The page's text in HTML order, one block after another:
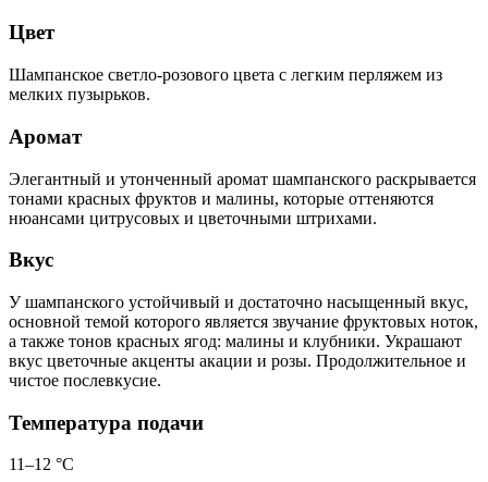
Цвет
Шампанское светло-розового цвета с легким перляжем из
мелких пузырьков.
Аромат
Элегантный и утонченный аромат шампанского раскрывается
тонами красных фруктов и малины, которые оттеняются
нюансами цитрусовых и цветочными штрихами.
Вкус
У шампанского устойчивый и достаточно насыщенный вкус,
основной темой которого является звучание фруктовых ноток,
а также тонов красных ягод: малины и клубники. Украшают
вкус цветочные акценты акации и розы. Продолжительное и
чистое послевкусие.
Температура подачи
11–12 °С